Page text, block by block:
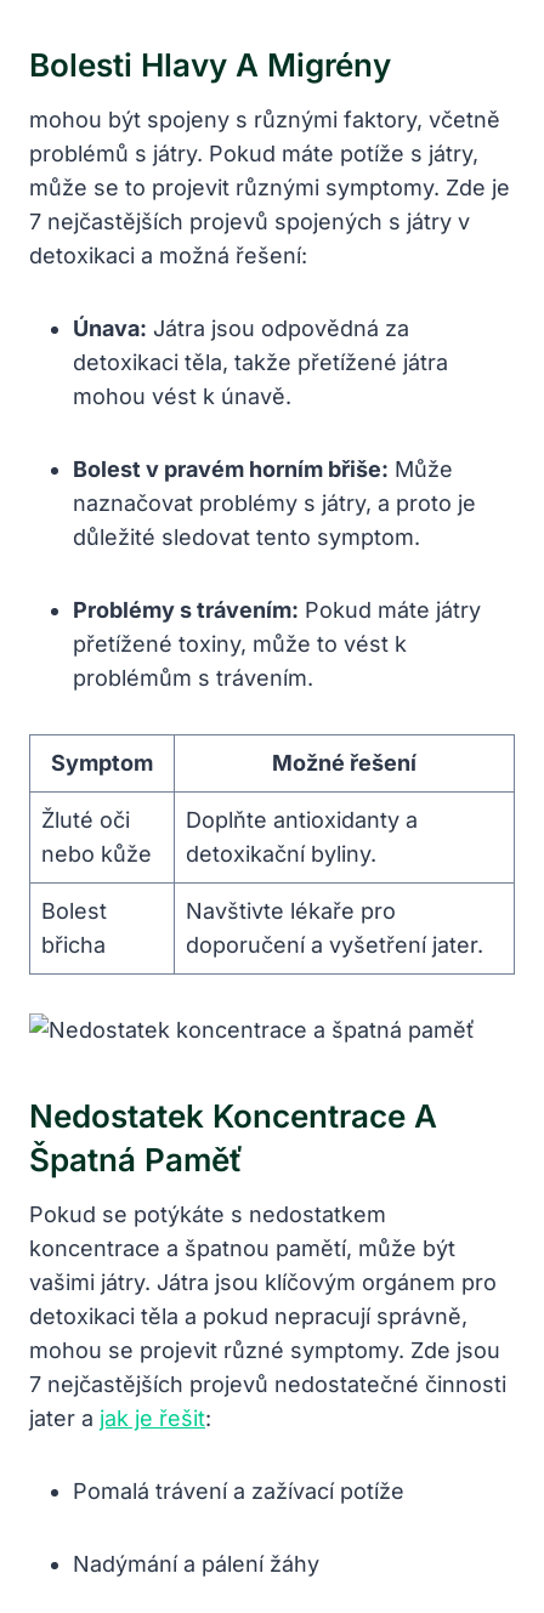
Bolesti Hlavy A‍ Migrény
mohou být spojeny s různými faktory,⁤ včetně
problémů s játry. Pokud máte potíže⁣ s játry,
může​ se to projevit různými symptomy. Zde je
​7 nejčastějších projevů spojených s​ játry v
detoxikaci a možná řešení:
Únava: Játra jsou odpovědná za
detoxikaci těla, takže přetížené játra
mohou vést k únavě.
Bolest v pravém horním břiše: Může
⁢naznačovat problémy s játry, a proto je
důležité sledovat tento symptom.
Problémy s trávením: Pokud⁤ máte játry
přetížené toxiny, může to⁢ vést k
problémům s trávením.
Symptom Možné řešení
Žluté oči
nebo kůže
Doplňte antioxidanty a
detoxikační byliny.
Bolest
břicha
Navštivte lékaře pro
doporučení a vyšetření jater.
Nedostatek Koncentrace‍ A⁣
Špatná ‌paměť
Pokud se potýkáte s nedostatkem‌
koncentrace a špatnou⁤ pamětí, může být
vašimi játry. ⁢Játra jsou klíčovým orgánem pro
detoxikaci těla a pokud nepracují​ správně,
mohou se ‍projevit různé symptomy. Zde jsou
7 nejčastějších‌ projevů nedostatečné činnosti
jater a jak je řešit:
Pomalá trávení a zažívací potíže
Nadýmání ⁢a pálení žáhy